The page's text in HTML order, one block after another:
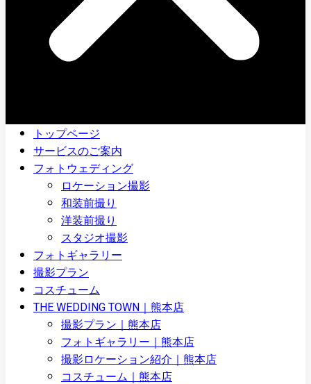
トップページ
サービスのご案内
フォトウェディング
ロケーション撮影
和装前撮り
洋装前撮り
スタジオ撮影
フォトギャラリー
撮影プラン
コスチューム
THE WEDDING TOWN｜熊本店
撮影プラン｜熊本店
フォトギャラリー｜熊本店
撮影ロケーション紹介｜熊本店
コスチューム｜熊本店